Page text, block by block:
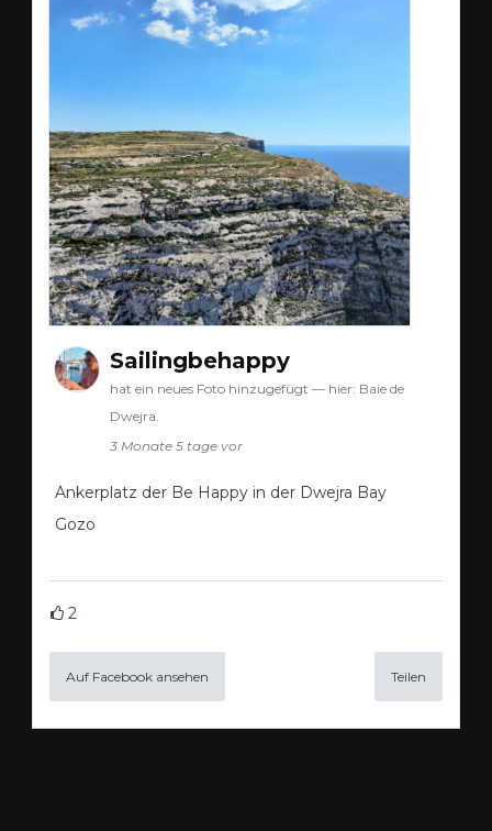
Sailingbehappy
hat ein neues Foto hinzugefügt — hier: Baie de
Dwejra.
3 Monate 5 tage vor
Ankerplatz der Be Happy in der Dwejra Bay
Gozo
2
Auf Facebook ansehen Teilen